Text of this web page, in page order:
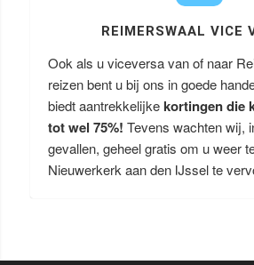
REIMERSWAAL VICE
Ook als u viceversa van of naar
reizen bent u bij ons in goede
biedt aantrekkelijkekortingen die
tot wel 75%! Tevens wachten wij,
gevallen, geheel gratis om u weer
Nieuwerkerk aan den IJssel te